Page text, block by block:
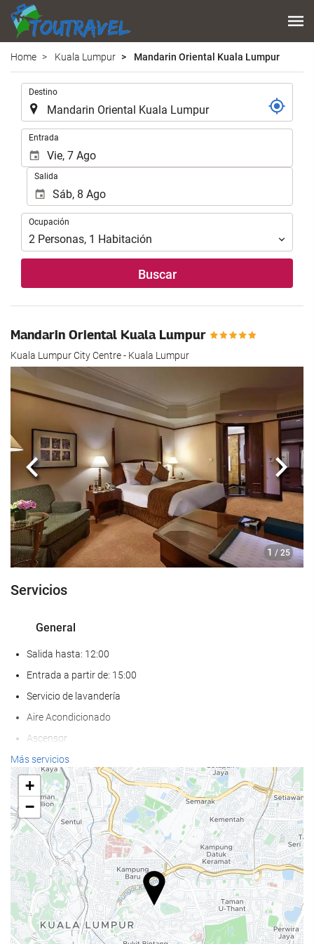
Home Kuala Lumpur Mandarin Oriental Kuala Lumpur
Introduzca
lugar
de
destino
en
que
realizar
búsqueda
de
Destino
Introduzca
las
fechas
inicio
fin
para
realizar
Entrada
Salida
Ocupación
Ocupación
2 Personas, 1 Habitación
Buscar
Mandarin Oriental Kuala Lumpur
Kuala Lumpur City Centre - Kuala Lumpur
1 / 25
Anterior
Servicios
General
Salida hasta: 12:00
Entrada a partir de: 15:00
Servicio de lavandería
Aire Acondicionado
Ascensor
Adaptado para personas con movilidad reducida
Habitaciones No fumadores
Zona de fumadores
No admite mascotas
Bienestar
Pool bar
Tumbonas
Sombrillas
Más servicios
+
−